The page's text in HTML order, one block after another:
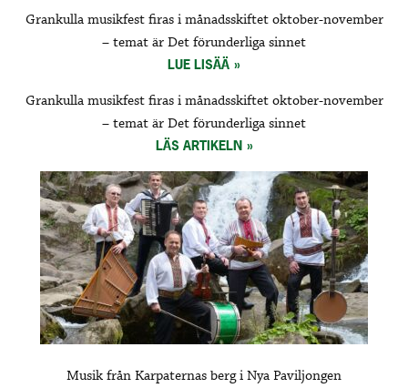
Grankulla musikfest firas i månadsskiftet oktober-november
– temat är Det förunderliga sinnet
LUE LISÄÄ
Grankulla musikfest firas i månadsskiftet oktober-november
– temat är Det förunderliga sinnet
LÄS ARTIKELN
Musik från Karpaternas berg i Nya Paviljongen